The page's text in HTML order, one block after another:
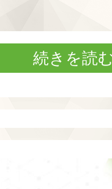
続きを読